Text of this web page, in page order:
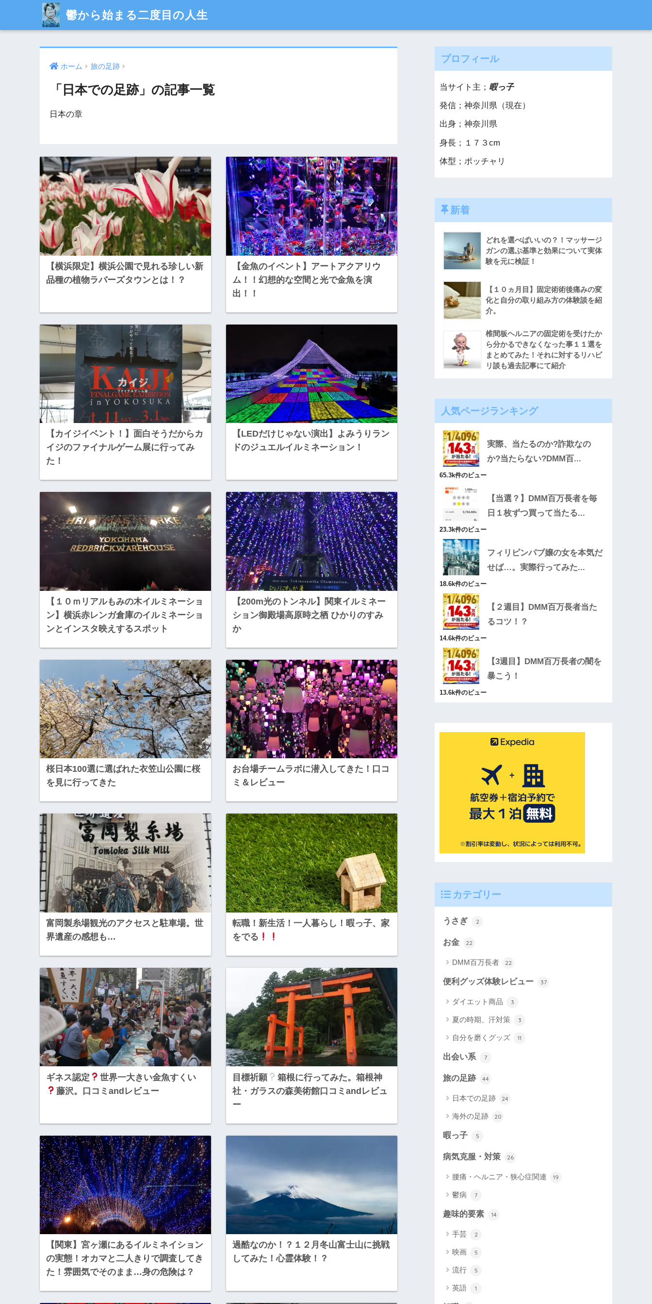
鬱から始まる二度目の人生
ホーム 旅の足跡
「日本での足跡」の記事一覧
日本の章
【横浜限定】横浜公園で見れる珍しい新
品種の植物ラバーズタウンとは！？
【金魚のイベント】アートアクアリウ
ム！！幻想的な空間と光で金魚を演
出！！
【カイジイベント！】面白そうだからカ
イジのファイナルゲーム展に行ってみ
た！
【LEDだけじゃない演出】よみうりラン
ドのジュエルイルミネーション！
【１０ｍリアルもみの木イルミネーショ
ン】横浜赤レンガ倉庫のイルミネーショ
ンとインスタ映えするスポット
【200m光のトンネル】関東イルミネー
ション御殿場高原時之栖 ひかりのすみ
か
桜日本100選に選ばれた衣笠山公園に桜
を見に行ってきた
お台場チームラボに潜入してきた！口コ
ミ＆レビュー
富岡製糸場観光のアクセスと駐車場。世
界遺産の感想も…
転職！新生活！一人暮らし！暇っ子、家
をでる
ギネス認定
世界一大きい金魚すくい
藤沢。口コミandレビュー
目標祈願
箱根に行ってみた。箱根神
社・ガラスの森美術館口コミandレビュ
ー
【関東】宮ヶ瀬にあるイルミネイション
の実態！オカマと二人きりで調査してき
た！雰囲気でそのまま…身の危険は？
過酷なのか！？１２月冬山富士山に挑戦
してみた！心霊体験！？
プロフィール
当サイト主； 暇っ子
発信；神奈川県（現在）
出身；神奈川県
身長；１７３cm
体型；ポッチャリ
新着
どれを選べばいいの？！マッサージ
ガンの選ぶ基準と効果について実体
験を元に検証！
【１０ヵ月目】固定術術後痛みの変
化と自分の取り組み方の体験談を紹
介。
椎間板ヘルニアの固定術を受けたか
ら分かるできなくなった事１１選を
まとめてみた！それに対するリハビ
リ談も過去記事にて紹介
人気ページランキング
実際、当たるのか?詐欺なの
か?当たらない?DMM百...
65.3k件のビュー
【当選？】DMM百万長者を毎
日１枚ずつ買って当たる...
23.3k件のビュー
フィリピンパブ嬢の女を本気だ
せば…。実際行ってみた...
18.6k件のビュー
【２週目】DMM百万長者当た
るコツ！？
14.6k件のビュー
【3週目】DMM百万長者の闇を
暴こう！
13.6k件のビュー
カテゴリー
うさぎ 2
お金 22
DMM百万長者 22
便利グッズ体験レビュー 37
ダイエット商品 3
夏の時期、汗対策 3
自分を磨くグッズ 11
出会い系 7
旅の足跡 44
日本での足跡 24
海外の足跡 20
暇っ子 5
病気克服・対策 26
腰痛・ヘルニア・狭心症関連 19
鬱病 7
趣味的要素 14
手芸 2
映画 5
流行 5
英語 1